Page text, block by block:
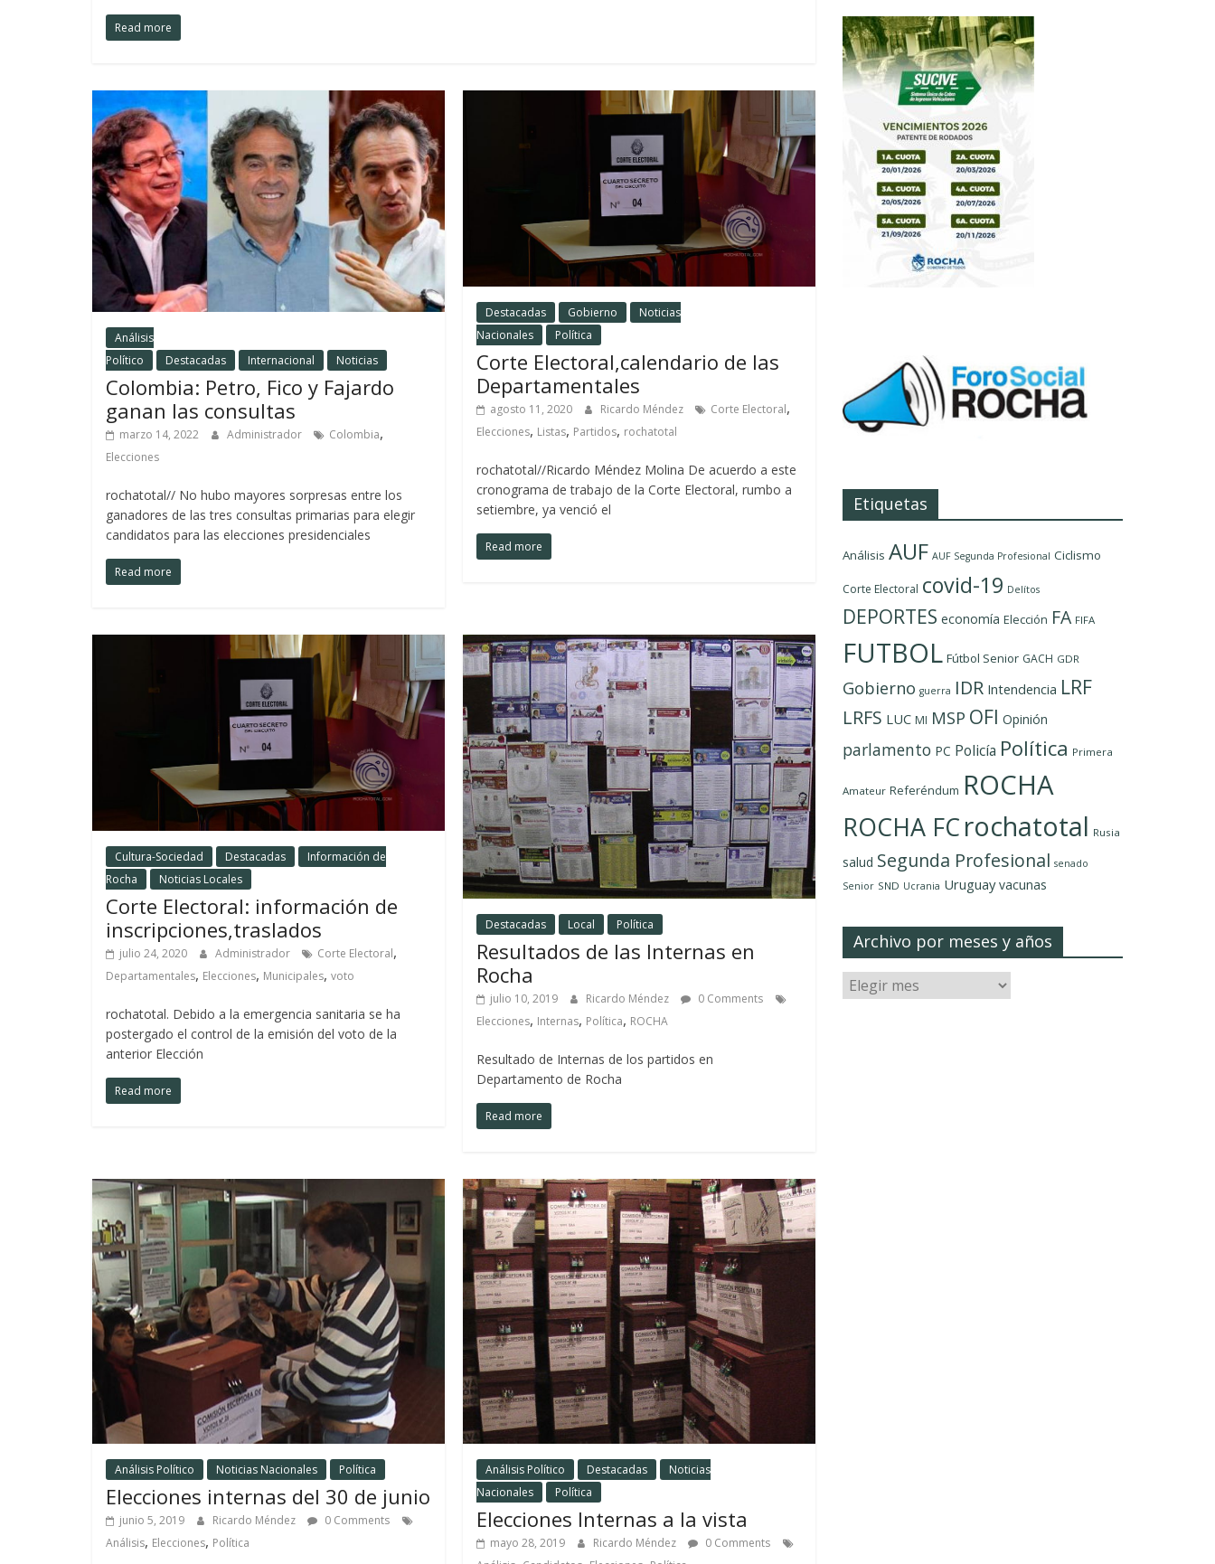
Read more
Análisis
Político
Destacadas Internacional Noticias
Colombia: Petro, Fico y Fajardo
ganan las consultas
marzo 14, 2022 Administrador Colombia,
Elecciones
rochatotal// No hubo mayores sorpresas entre los
ganadores de las tres consultas primarias para elegir
candidatos para las elecciones presidenciales
Read more
Destacadas Gobierno
Noticias
Nacionales
Política
Corte Electoral,calendario de las
Departamentales
agosto 11, 2020 Ricardo Méndez Corte Electoral,
Elecciones, Listas, Partidos, rochatotal
rochatotal//Ricardo Méndez Molina De acuerdo a este
cronograma de trabajo de la Corte Electoral, rumbo a
setiembre, ya venció el
Read more
Cultura-Sociedad Destacadas
Información de
Rocha
Noticias Locales
Corte Electoral: información de
inscripciones,traslados
julio 24, 2020 Administrador Corte Electoral,
Departamentales, Elecciones, Municipales, voto
rochatotal. Debido a la emergencia sanitaria se ha
postergado el control de la emisión del voto de la
anterior Elección
Read more
Destacadas Local Política
Resultados de las Internas en
Rocha
julio 10, 2019 Ricardo Méndez
0 Comments
Elecciones, Internas, Política, ROCHA
Resultado de Internas de los partidos en
Departamento de Rocha
Read more
Análisis Político Noticias Nacionales Política
Elecciones internas del 30 de junio
junio 5, 2019 Ricardo Méndez
0 Comments
Análisis, Elecciones, Política
Análisis Político Destacadas
Noticias
Nacionales
Política
Elecciones Internas a la vista
mayo 28, 2019 Ricardo Méndez
0 Comments
Etiquetas
Análisis AUF AUF Segunda Profesional Ciclismo
Corte Electoral covid-19 Delítos
DEPORTES economía Elección FA FIFA
FUTBOL Fútbol Senior GACH GDR
Gobierno guerra IDR Intendencia LRF
LRFS LUC MI MSP OFI Opinión
parlamento PC Policía Política Primera
Amateur Referéndum ROCHA
ROCHA FCrochatotal Rusia
salud Segunda Profesional senado
Senior SND Ucrania Uruguay vacunas
Archivo por meses y años